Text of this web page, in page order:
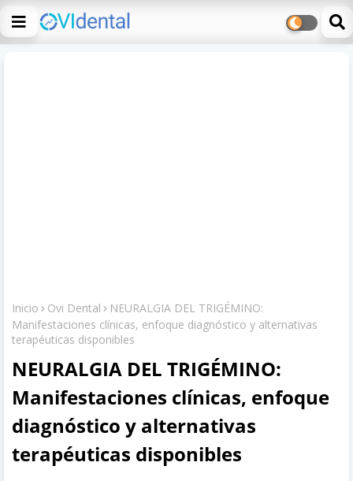
Inicio Ovi Dental
NEURALGIA DEL TRIGÉMINO:
Manifestaciones clínicas, enfoque diagnóstico y alternativas
terapéuticas disponibles
NEURALGIA DEL TRIGÉMINO:
Manifestaciones clínicas, enfoque
diagnóstico y alternativas
terapéuticas disponibles